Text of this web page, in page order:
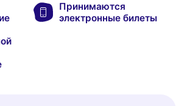
Принимаются
электронные билеты